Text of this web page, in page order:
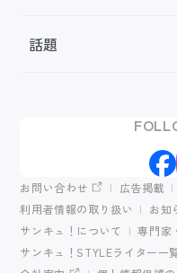
話題
お問い合わせ 広告掲載
利用者情報の取り扱い
お知
サンキュ！について
専門家
サンキュ！STYLEライター一